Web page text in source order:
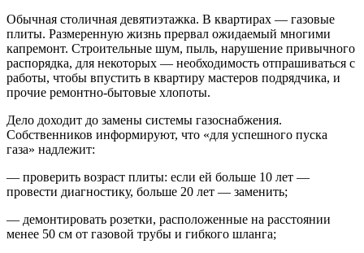
Обычная столичная девятиэтажка. В квартирах — газовые
плиты. Размеренную жизнь прервал ожидаемый многими
капремонт. Строительные шум, пыль, нарушение привычного
распорядка, для некоторых — необходимость отпрашиваться с
работы, чтобы впустить в квартиру мастеров подрядчика, и
прочие ремонтно-бытовые хлопоты.
Дело доходит до замены системы газоснабжения.
Собственников информируют, что «для успешного пуска
газа» надлежит:
— проверить возраст плиты: если ей больше 10 лет —
провести диагностику, больше 20 лет — заменить;
— демонтировать розетки, расположенные на расстоянии
менее 50 см от газовой трубы и гибкого шланга;